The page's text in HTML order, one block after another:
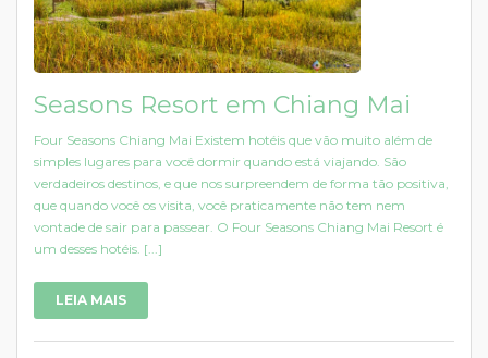
Seasons Resort em Chiang Mai
Four Seasons Chiang Mai Existem hotéis que vão muito além de
simples lugares para você dormir quando está viajando. São
verdadeiros destinos, e que nos surpreendem de forma tão positiva,
que quando você os visita, você praticamente não tem nem
vontade de sair para passear. O Four Seasons Chiang Mai Resort é
um desses hotéis. [...]
LEIA MAIS